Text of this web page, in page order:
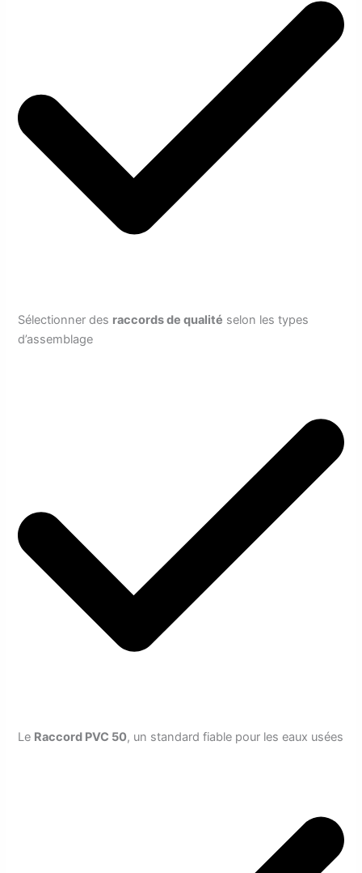
Sélectionner des raccords de qualité selon les types
d’assemblage
Le Raccord PVC 50, un standard fiable pour les eaux usées